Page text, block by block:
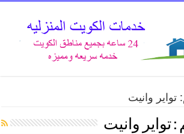
تواير وانيت
:تواير وانيت